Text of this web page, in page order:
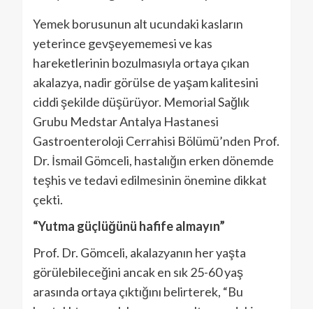
Yemek borusunun alt ucundaki kasların
yeterince gevşeyememesi ve kas
hareketlerinin bozulmasıyla ortaya çıkan
akalazya, nadir görülse de yaşam kalitesini
ciddi şekilde düşürüyor. Memorial Sağlık
Grubu Medstar Antalya Hastanesi
Gastroenteroloji Cerrahisi Bölümü’nden Prof.
Dr. İsmail Gömceli, hastalığın erken dönemde
teşhis ve tedavi edilmesinin önemine dikkat
çekti.
“Yutma güçlüğünü hafife almayın”
Prof. Dr. Gömceli, akalazyanın her yaşta
görülebileceğini ancak en sık 25-60 yaş
arasında ortaya çıktığını belirterek, “Bu